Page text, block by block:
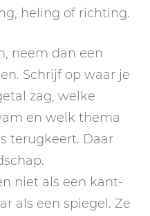
heling of richting.
neem dan een
Schrijf op waar je
zag, welke
en welk thema
terugkeert. Daar
niet als een kant-
als een spiegel. Ze